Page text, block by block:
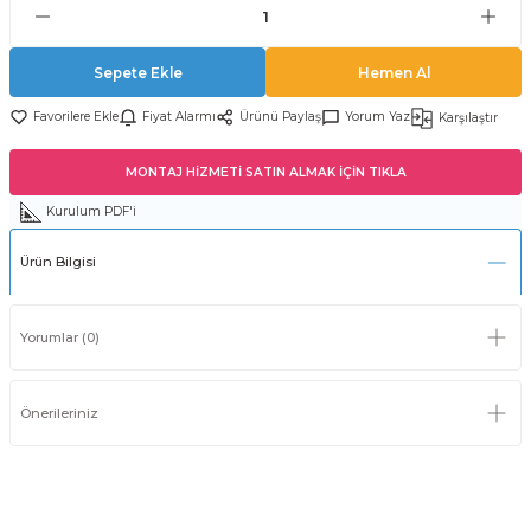
Sepete Ekle Hemen Al
Fiyat Alarmı Ürünü Paylaş Yorum Yaz Karşılaştır
MONTAJ HİZMETİ SATIN ALMAK İÇİN TIKLA
Kurulum PDF'i
Ürün Bilgisi
Yorumlar (0)
Önerileriniz